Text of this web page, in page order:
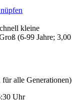
kleine
(6-99 Jahre; 3,00
alle Generationen)
Uhr